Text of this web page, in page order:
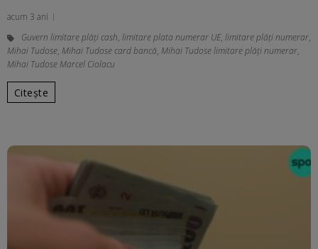
acum 3 ani
Guvern limitare plăți cash, limitare plata numerar UE, limitare plăți numerar,
Mihai Tudose, Mihai Tudose card bancă, Mihai Tudose limitare plăți numerar,
Mihai Tudose Marcel Ciolacu
Citește